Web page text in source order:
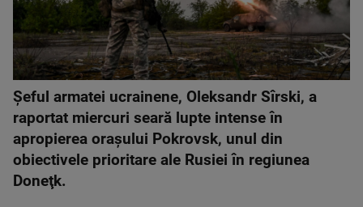
Şeful armatei ucrainene, Oleksandr Sîrski, a
raportat miercuri seară lupte intense în
apropierea oraşului Pokrovsk, unul din
obiectivele prioritare ale Rusiei în regiunea
Doneţk.